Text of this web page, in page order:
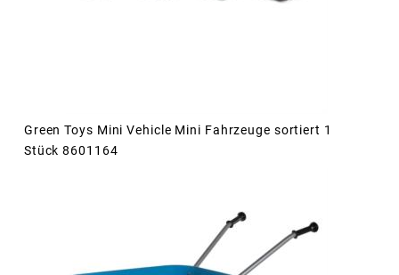
Green Toys Mini Vehicle Mini Fahrzeuge sortiert 1
Stück 8601164